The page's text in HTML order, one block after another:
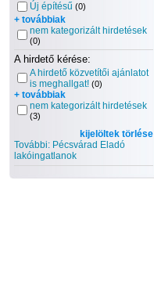
Új építésű (0)
+ továbbiak
nem kategorizált hirdetések
(0)
A hirdető kérése:
A hirdető közvetítői ajánlatot
is meghallgat! (0)
+ továbbiak
nem kategorizált hirdetések
(3)
kijelöltek törlése
További: Pécsvárad Eladó
lakóingatlanok